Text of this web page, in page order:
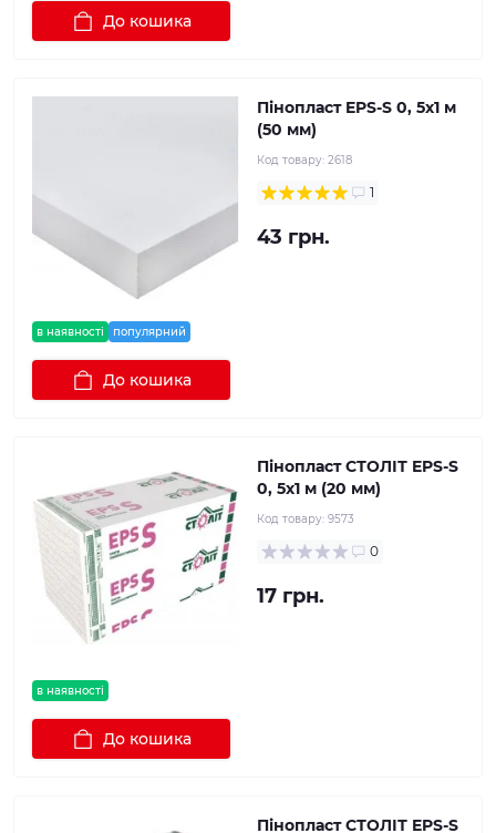
До кошика
в наявності популярний
Пінопласт EPS-S 0, 5х1 м
(50 мм)
Код товару: 2618
1
43 грн.
До кошика
в наявності
Пінопласт СТОЛІТ EPS-S
0, 5х1 м (20 мм)
Код товару: 9573
0
17 грн.
До кошика
Пінопласт СТОЛІТ EPS-S